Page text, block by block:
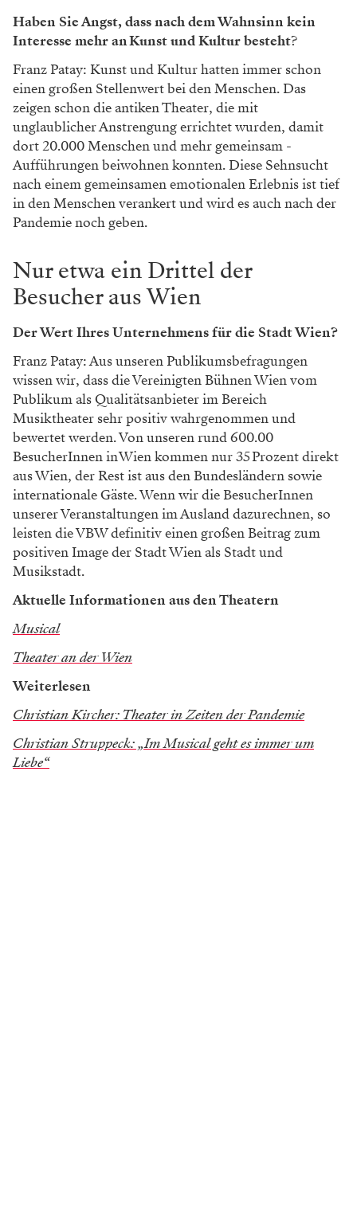
Haben Sie Angst, dass nach dem Wahnsinn kein
Interesse mehr an Kunst und Kultur besteht?
Franz Patay: Kunst und Kultur hatten immer schon
einen großen Stellenwert bei den Menschen. Das
zeigen schon die antiken Theater, die mit
unglaublicher Anstrengung errichtet wurden, damit
dort 20.000 Menschen und mehr gemeinsam ­
Aufführungen beiwohnen konnten. Diese Sehnsucht
nach einem gemeinsamen emotionalen Erlebnis ist tief
in den Menschen verankert und wird es auch nach der
Pandemie noch geben.
Nur etwa ein Drittel der
Besucher aus Wien
Der Wert Ihres Unternehmens für die Stadt Wien?
Franz Patay: Aus unseren Publikumsbefragungen
wissen wir, dass die Vereinigten Bühnen Wien vom
Publikum als Qualitätsanbieter im Bereich
Musiktheater sehr positiv wahrgenommen und
bewertet werden. Von unseren rund 600.00
BesucherInnen in Wien kommen nur 35 Prozent direkt
aus Wien, der Rest ist aus den Bundesländern sowie
internationale Gäste. Wenn wir die BesucherInnen
unserer Veranstaltungen im Ausland dazurechnen, so
leisten die VBW definitiv einen großen Beitrag zum
positiven Image der Stadt Wien als Stadt und
Musikstadt.
Aktuelle Informationen aus den Theatern
Musical
Theater an der Wien
Weiterlesen
Christian Kircher: Theater in Zeiten der Pandemie
Christian Struppeck: „Im Musical geht es immer um
Liebe“